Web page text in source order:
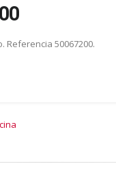
Referencia 50067200.